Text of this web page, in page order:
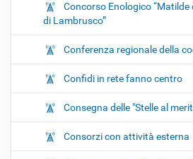
Concorso Enologico “Matilde
di Lambrusco”
Conferenza regionale della
Confidi in rete fanno centro
Consegna delle "Stelle al
Consorzi con attività esterna